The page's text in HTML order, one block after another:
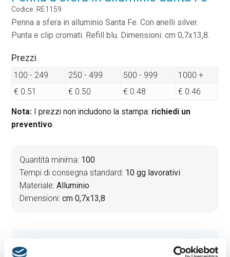
Codice: RE1159
Penna a sfera in alluminio Santa Fe. Con anelli silver.
Punta e clip cromati. Refill blu. Dimensioni: cm 0,7x13,8.
Prezzi
100 - 249 250 - 499 500 - 999
1000 +
€ 0.51
€ 0.50 € 0.48 € 0.46
Nota: I prezzi non includono la stampa: richiedi un
preventivo.
Quantità minima: 100
Tempi di consegna standard: 10 gg lavorativi
Materiale:Alluminio
Dimensioni:cm 0,7x13,8
PREVENTIVO & BOZZA GRATUITA